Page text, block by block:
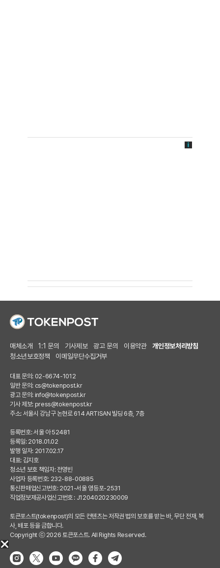
매체소개 1:1 문의 기사제보 광고 문의 이용약관
개인정보처리방침
청소년보호정책
이메일무단수집거부
대표 문의: 02-6674-1012
일반 문의: cs@tokenpost.kr
광고 문의: info@tokenpost.kr
기사 제보: press@tokenpost.kr
주소: 서울시 강남구 논현로 614 ARTISAN 빌딩 6층, 7층
등록번호: 서울 아 52481
등록일: 2018.01.02
발행 일자: 2017.02.17
대표: 김지호
청소년 보호 책임자: 전영빈
사업자 등록번호: 232-88-00885
통신판매업신고번호: 2021-서울 영등포-2531
직업정보제공사업신고번호 : J1204020230009
토큰포스트(tokenpost)의 모든 컨텐츠는 저작권 법의 보호를 받는 바, 무단 전재, 복
사, 배포 등을 금합니다.
Copyright ⓒ 2026 토큰포스트. All Rights Reserved.